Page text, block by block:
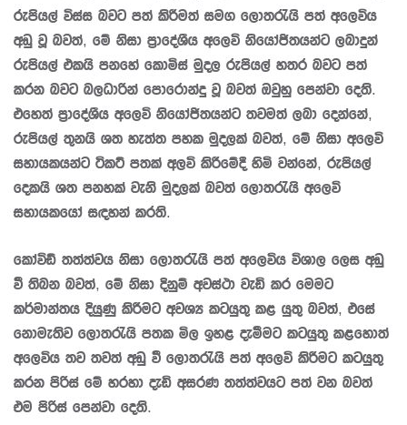
රුපියල් විස්ස බවට පත් කිරීමත් සමග ලොතරැයි පත් අලෙවිය
අඩු වූ බවත්, මේ නිසා ප්‍රාදේශීය අලෙවි නියෝජිතයන්ට ලබාදුන්
රුපියල් එකයි පනහේ කොමිස් මුදල රුපියල් හතර බවට පත්
කරන බවට බලධාරින් පොරොන්දු වූ බවත් ඔවුහු පෙන්වා දෙති.
එහෙත් ප්‍රාදේශීය අලෙවි නියෝජිතයන්ට තවමත් ලබා දෙන්නේ,
රුපියල් තුනයි ශත හැත්ත පහක මුදලක් බවත්, මේ නිසා අලෙවි
සහායකයන්ට ටිකට් පතක් අලවි කිරීමේදී හිමි වන්නේ, රුපියල්
දෙකයි ශත පනහක් වැනි මුදලක් බවත් ලොතරැයි අලෙවි
සහායකයෝ සඳහන් කරති.
කෝවිඩ් තත්ත්වය නිසා ලොතරැයි පත් අලෙවිය විශාල ලෙස අඩු
වී තිබන බවත්, මේ නිසා දිනුම් අවස්ථා වැඩි කර මෙමට
කර්මාන්තය දියුණු කිරීමට අවශ්‍ය කටයුතු කළ යුතු බවත්, එසේ
නොමැතිව ලොතරැයි පතක මිල ඉහළ දැමීමට කටයුතු කළහොත්
අලෙවිය තව තවත් අඩු වී ලොතරැයි පත් අලෙවි කිරීමට කටයුතු
කරන පිරිස් මේ හරහා දැඩි අසරණ තත්ත්වයට පත් වන බවත්
එම පිරිස් පෙන්වා දෙති.